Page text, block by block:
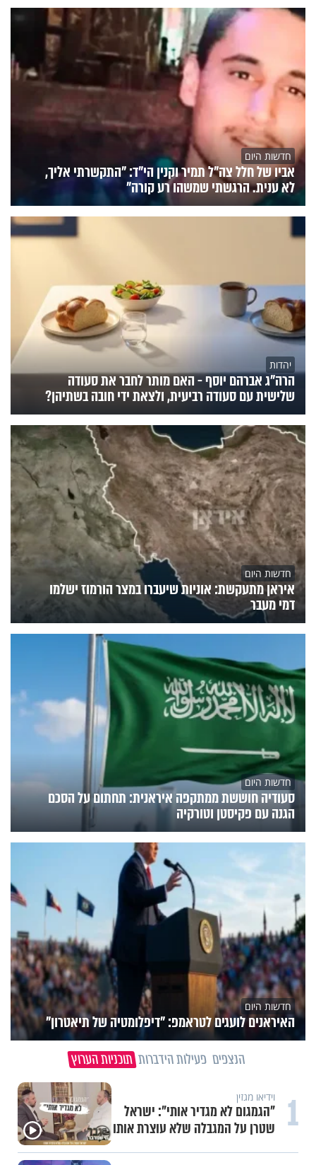
חדשות היום
אביו של חלל צה"ל תמיר וקנין הי"ד: "התקשרתי אליך,
לא ענית. הרגשתי שמשהו רע קורה"
יהדות
הרה"ג אברהם יוסף - האם מותר לחבר את סעודה
שלישית עם סעודה רביעית, ולצאת ידי חובה בשתיהן?
חדשות היום
איראן מתעקשת: אוניות שיעברו במצר הורמוז ישלמו
דמי מעבר
חדשות היום
סעודיה חוששת ממתקפה איראנית: תחתום על הסכם
הגנה עם פקיסטן וטורקיה
חדשות היום
האיראנים לועגים לטראמפ: "דיפלומטיה של תיאטרון"
הנצפים פעילות הידברות תוכניות הערוץ
1 וידיאו מגזין
"הגמגום לא מגדיר אותי": ישראל
שטרן על המגבלה שלא עוצרת אותו